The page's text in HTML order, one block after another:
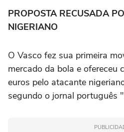
PROPOSTA RECUSADA
NIGERIANO
O Vasco fez sua primeira
mercado da bola e ofereceu
euros pelo atacante
segundo o jornal português